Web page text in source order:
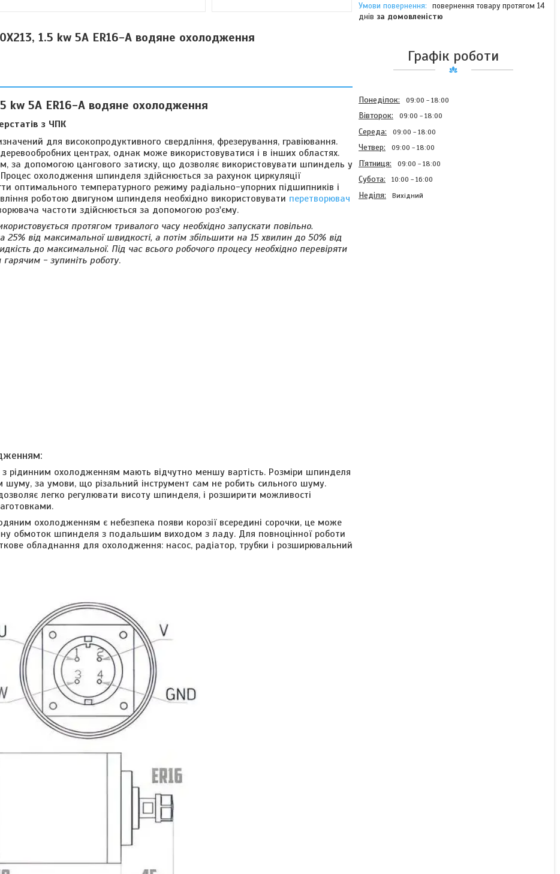
1.5 kw 5А ER16-A водяне охолодження
kw 5А ER16-A водяне охолодження
з ЧПК
для високопродуктивного свердління, фрезерування, гравіювання.
центрах, однак може використовуватися і в інших областях.
за допомогою цангового затиску, що дозволяє використовувати шпиндель у
охолодження шпинделя здійснюється за рахунок циркуляції
оптимального температурного режиму радіально-упорних підшипників і
роботою двигуном шпинделя необхідно використовувати перетворювач
частоти здійснюється за допомогою роз'єму.
протягом тривалого часу необхідно запускати повільно.
від максимальної швидкості, а потім збільшити на 15 хвилин до 50% від
до максимальної. Під час всього робочого процесу необхідно перевіряти
- зупиніть роботу.
з рідинним охолодженням мають відчутно меншу вартість. Розміри шпинделя
за умови, що різальний інструмент сам не робить сильного шуму.
легко регулювати висоту шпинделя, і розширити можливості
охолодженням є небезпека появи корозії всередині сорочки, це може
обмоток шпинделя з подальшим виходом з ладу. Для повноцінної роботи
обладнання для охолодження: насос, радіатор, трубки і розширювальний
повернення товару протягом 14
днів за домовленістю
Графік роботи
Понеділок 09:00 18:00
Вівторок 09:00 18:00
Середа 09:00 18:00
Четвер 09:00 18:00
Пʼятниця 09:00 18:00
Субота 10:00 16:00
Неділя Вихідний